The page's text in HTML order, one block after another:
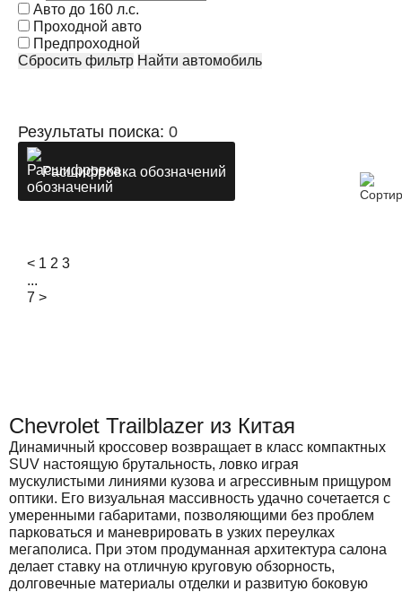
Авто до 160 л.с.
Проходной авто
Предпроходной
Сбросить фильтр
Найти автомобиль
Результаты поиска: 0
Расшифровка обозначений
< 1 2 3
...
7 >
Chevrolet Trailblazer из Китая
Динамичный кроссовер возвращает в класс компактных
SUV настоящую брутальность, ловко играя
мускулистыми линиями кузова и агрессивным прищуром
оптики. Его визуальная массивность удачно сочетается с
умеренными габаритами, позволяющими без проблем
парковаться и маневрировать в узких переулках
мегаполиса. При этом продуманная архитектура салона
делает ставку на отличную круговую обзорность,
долговечные материалы отделки и развитую боковую